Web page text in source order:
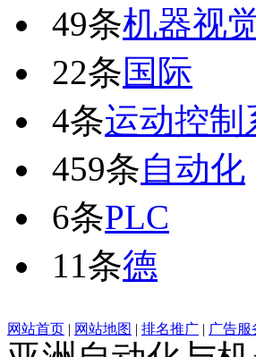
49条机器视
22条国际
4条运动控制
459条自动化
6条PLC
11条德
网站首页 | 网站地图 | 排名推广 | 广告服